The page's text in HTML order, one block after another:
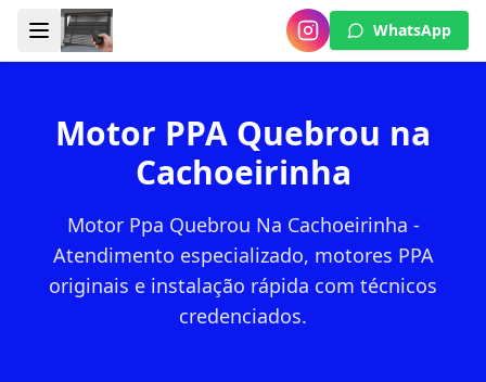
WhatsApp
Motor PPA Quebrou na
Cachoeirinha
Motor Ppa Quebrou Na Cachoeirinha -
Atendimento especializado, motores PPA
originais e instalação rápida com técnicos
credenciados.